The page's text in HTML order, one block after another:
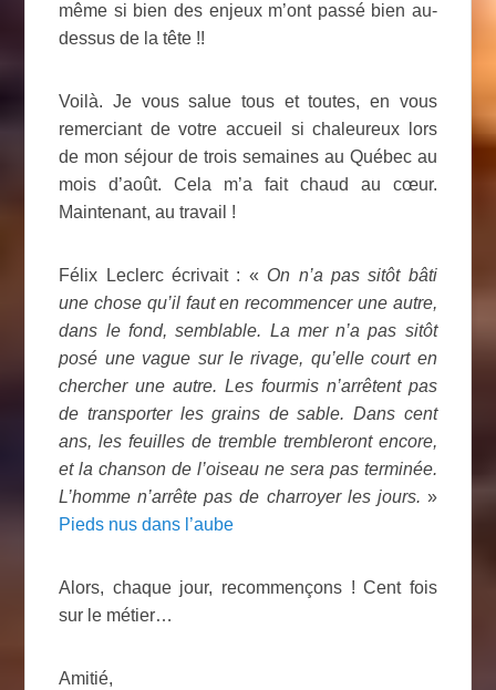
même si bien des enjeux m’ont passé bien au-
dessus de la tête !!
Voilà. Je vous salue tous et toutes, en vous
remerciant de votre accueil si chaleureux lors
de mon séjour de trois semaines au Québec au
mois d’août. Cela m’a fait chaud au cœur.
Maintenant, au travail !
Félix Leclerc écrivait : « On n’a pas sitôt bâti
une chose qu’il faut en recommencer une autre,
dans le fond, semblable. La mer n’a pas sitôt
posé une vague sur le rivage, qu’elle court en
chercher une autre. Les fourmis n’arrêtent pas
de transporter les grains de sable. Dans cent
ans, les feuilles de tremble trembleront encore,
et la chanson de l’oiseau ne sera pas terminée.
L’homme n’arrête pas de charroyer les jours. »
Pieds nus dans l’aube
Alors, chaque jour, recommençons ! Cent fois
sur le métier…
Amitié,